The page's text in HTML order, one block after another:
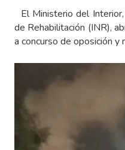
El Ministerio del
de Rehabilitación (INR),
a concurso de oposición y